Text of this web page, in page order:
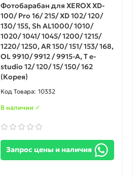
Фотобарабан для XEROX XD-
100/ Pro 16/ 215/ XD 102/ 120/
130/ 155, Sh AL1000/ 1010/
1020/ 1041/ 1045/ 1200/ 1215/
1220/ 1250, AR 150/ 151/ 153/ 168,
OL 9910/ 9912 / 9915-A, T e-
studio 12/ 120/ 15/ 150/ 162
(Корея)
10332
В наличии ✓
Запрос цены и наличия